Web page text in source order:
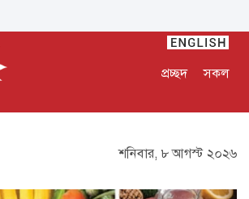
প্রচ্ছদ সকল
শনিবার, ৮ আগস্ট ২০২৬